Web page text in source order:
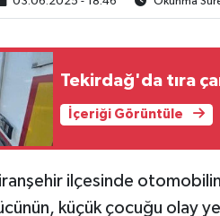
Tekirdağ'da tıra
İçeriği Görüntüle
ilçesinde
küçük çocuğu olay